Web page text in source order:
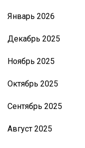
Январь 2026
Декабрь 2025
Ноябрь 2025
Октябрь 2025
Сентябрь 2025
Август 2025